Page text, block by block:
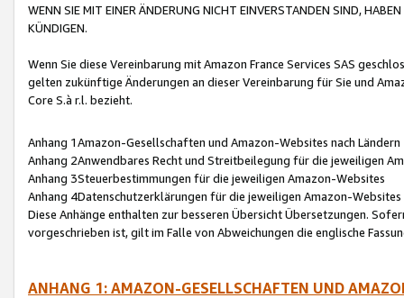
WENN SIE MIT EINER ÄNDERUNG NICHT EINVERSTANDEN SIND,
KÜNDIGEN.
Wenn Sie diese Vereinbarung mit Amazon France Services SAS
gelten zukünftige Änderungen an dieser Vereinbarung für Sie und
Core S.à r.l. bezieht.
Anhang 1Amazon-Gesellschaften und Amazon-Websites nach Ländern
Anhang 2Anwendbares Recht und Streitbeilegung für die jeweiligen
Anhang 3Steuerbestimmungen für die jeweiligen Amazon-Websites
Anhang 4Datenschutzerklärungen für die jeweiligen Amazon-Websites
Diese Anhänge enthalten zur besseren Übersicht Übersetzungen.
vorgeschrieben ist, gilt im Falle von Abweichungen die englische
ANHANG 1: AMAZON-GESELLSCHAFTEN UND